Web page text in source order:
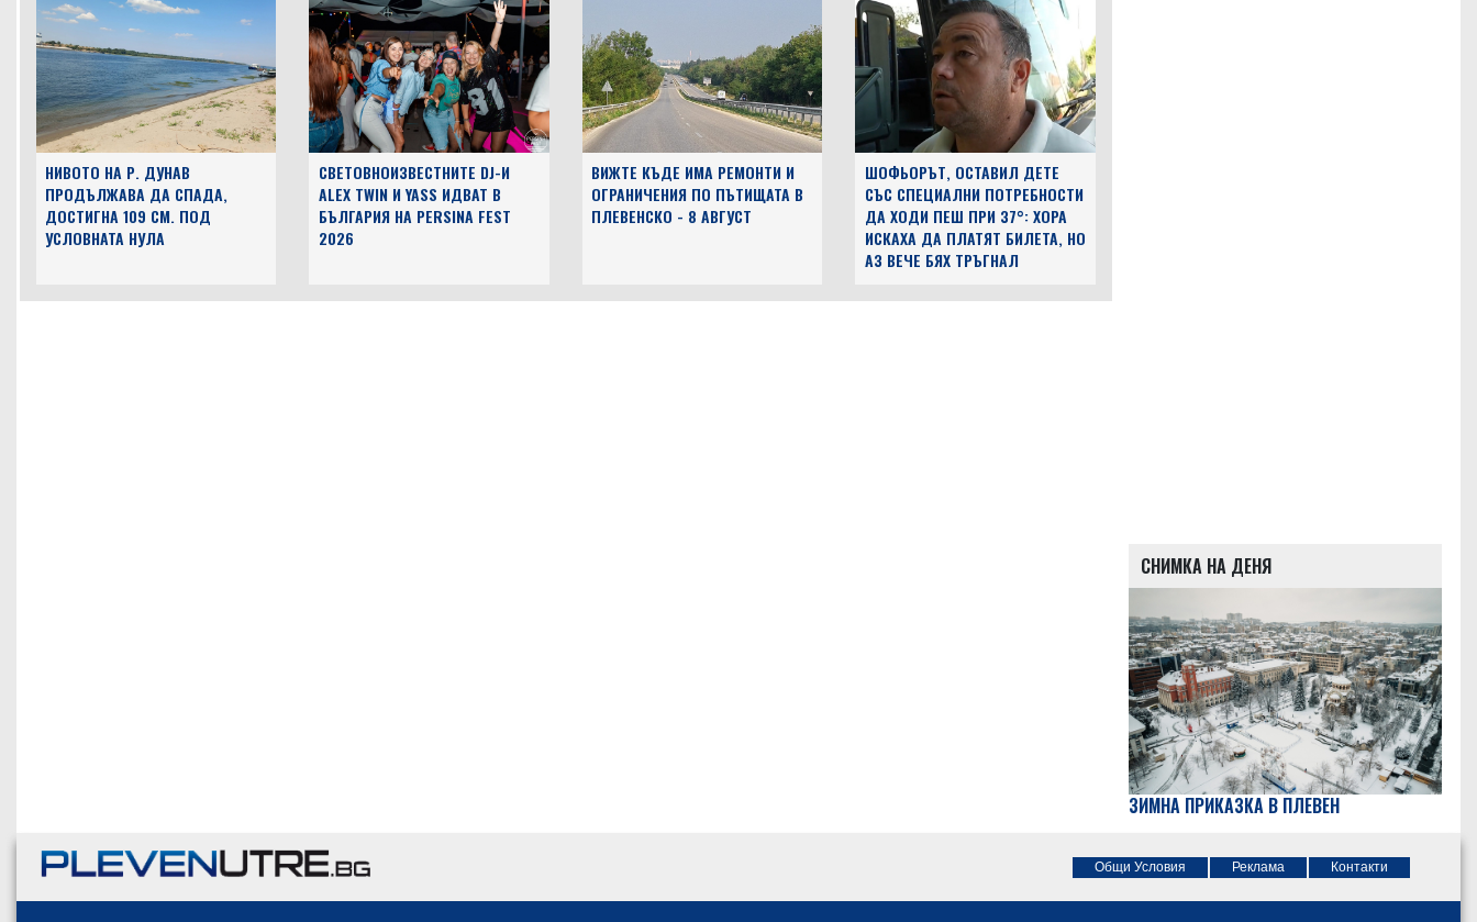
НИВОТО НА Р. ДУНАВ
ПРОДЪЛЖАВА ДА СПАДА,
ДОСТИГНА 109 СМ. ПОД
УСЛОВНАТА НУЛА
СВЕТОВНОИЗВЕСТНИТЕ DJ-И
ALEX TWIN И YASS ИДВАТ В
БЪЛГАРИЯ НА PERSINA FEST
2026
ВИЖТЕ КЪДЕ ИМА РЕМОНТИ И
ОГРАНИЧЕНИЯ ПО ПЪТИЩАТА В
ПЛЕВЕНСКО - 8 АВГУСТ
ШОФЬОРЪТ, ОСТАВИЛ ДЕТЕ
СЪС СПЕЦИАЛНИ ПОТРЕБНОСТИ
ДА ХОДИ ПЕШ ПРИ 37°: ХОРА
ИСКАХА ДА ПЛАТЯТ БИЛЕТА, НО
АЗ ВЕЧЕ БЯХ ТРЪГНАЛ
СНИМКА НА ДЕНЯ
ЗИМНА ПРИКАЗКА В ПЛЕВЕН
Общи Условия Реклама Контакти